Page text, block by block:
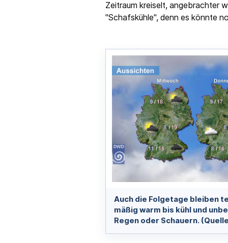
Zeitraum kreiselt, angebrachter
"Schafskühle", denn es könnte
Auch die Folgetage bleiben
mäßig warm bis kühl und
Regen oder Schauern.